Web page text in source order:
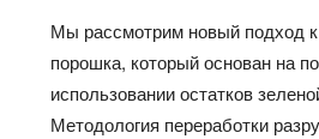
Мы рассмотрим новый подход
порошка, который основан на
использовании остатков
Методология переработки